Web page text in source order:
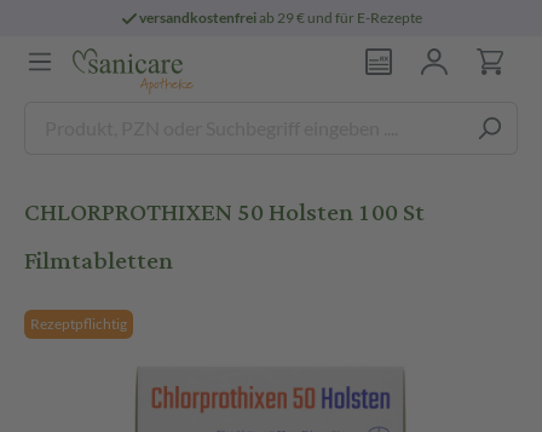
versandkostenfreiab 29 € und für E-Rezepte
CHLORPROTHIXEN 50 Holsten 100 St
Filmtabletten
Rezeptpflichtig